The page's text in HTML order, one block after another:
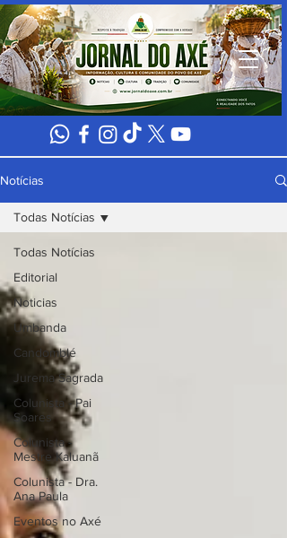
Notícias
Todas Notícias
Editorial
Noticias
Umbanda
Candomblé
Jurema Sagrada
Colunista - Pai
Soares
Colunista -
Mestre Kaluanã
Colunista - Dra.
Ana Paula
Eventos no Axé
Todas Notícias